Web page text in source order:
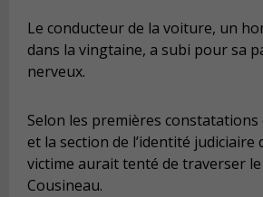
Le conducteur de la voiture, un
dans la vingtaine, a subi pour sa
nerveux.
Selon les premières
et la section de l’identité judiciaire
victime aurait tenté de traverser
Cousineau.